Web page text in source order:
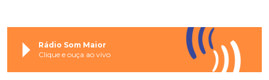
Rádio Som Maior
Clique e ouça ao vivo